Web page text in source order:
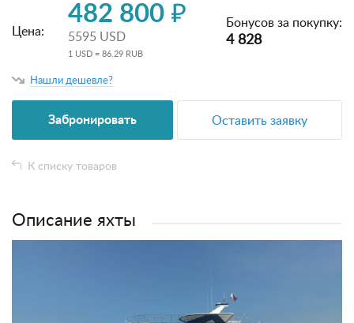
Цена:
482 800 ₽
5595 USD
1 USD = 86.29 RUB
Бонусов за покупку:
4 828
Нашли дешевле?
Забронировать Оставить заявку
К списку товаров
Описание яхты